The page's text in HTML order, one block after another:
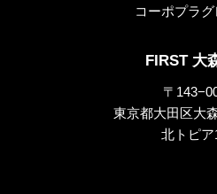
コーポプラ
FIRST 大
〒
東京都大田区大
北トピア